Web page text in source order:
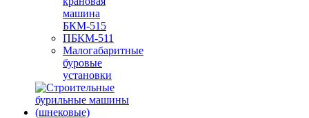
машина
БКМ-515
ПБКМ-511
Малогабаритные
буровые
установки